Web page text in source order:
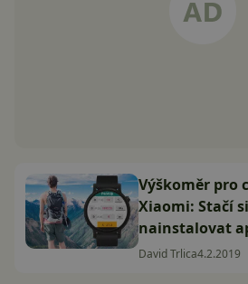
Výškoměr pro
Xiaomi: Stačí
nainstalovat
David Trlica4.2.2019